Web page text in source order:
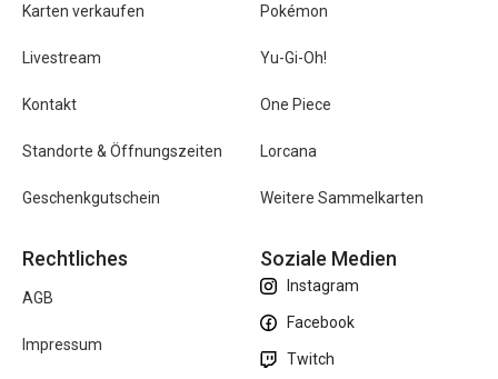
Karten verkaufen
Livestream
Kontakt
Standorte & Öffnungszeiten
Geschenkgutschein
Pokémon
Yu-Gi-Oh!
One Piece
Lorcana
Weitere Sammelkarten
Rechtliches
AGB
Impressum
Soziale Medien
Instagram
Facebook
Twitch